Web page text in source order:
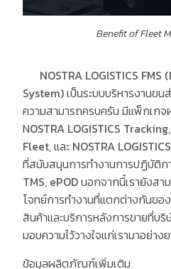
Benefit of Fleet
NOSTRA LOGISTICS
System)เป็นระบบบริหารงานข
ความสามารถครบครัน มีแพ็กเก
NOSTRA LOGISTICS Tracking,
Fleet, และ NOSTRA
ที่สนับสนุนการทำงานการปฏิบัติก
TMS, ePODนอกจากนี้เรายังส
โจทย์การทำงานที่แตกต่างกันขอ
สินค้าและบริการหลังการขายที่บริ
มอบความไว้วางใจแก่เรามาอย่าง
ข้อมูลผลิตภัณฑ์เพิ่มเติม